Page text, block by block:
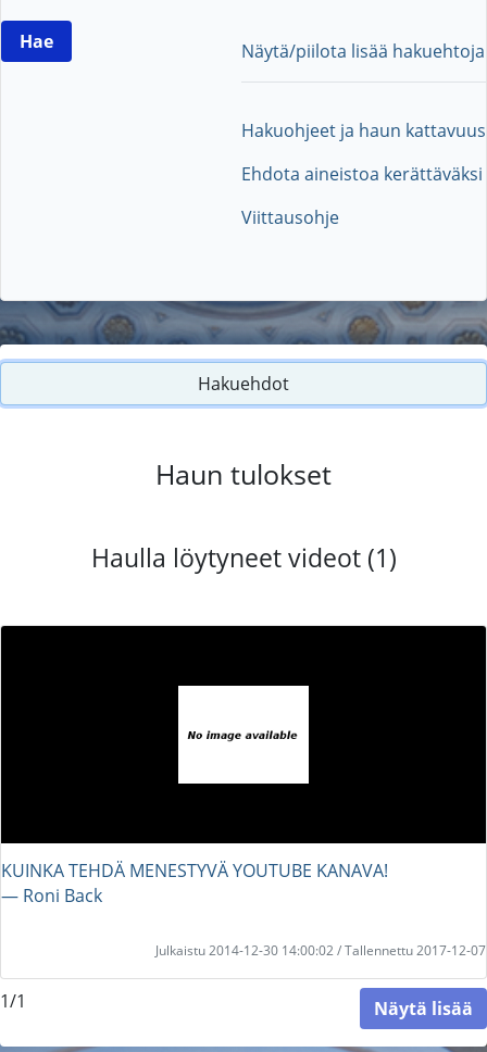
Näytä/piilota lisää hakuehtoja
Hakuohjeet ja haun kattavuus
Ehdota aineistoa kerättäväksi
Viittausohje
Hakuehdot
Haun tulokset
Haulla löytyneet videot (1)
KUINKA TEHDÄ MENESTYVÄ YOUTUBE KANAVA!
― Roni Back
Julkaistu 2014-12-30 14:00:02 / Tallennettu 2017-12-07
1/1 Näytä lisää